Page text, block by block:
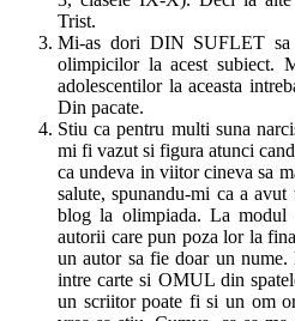
Trist.
Mi-as dori DIN SUFLET sa
olimpicilor la acest subiect.
adolescentilor la aceasta
Din pacate.
Stiu ca pentru multi suna
mi fi vazut si figura atunci
ca undeva in viitor cineva sa
salute, spunandu-mi ca a
blog la olimpiada. La modul
autorii care pun poza lor la
un autor sa fie doar un
intre carte si OMUL din
un scriitor poate fi si un om